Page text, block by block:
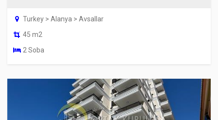
Turkey > Alanya > Avsallar
45 m2
2 Soba